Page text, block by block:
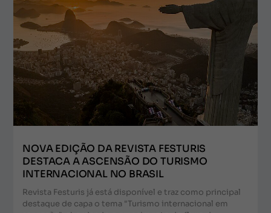
NOVA EDIÇÃO DA REVISTA FESTURIS
DESTACA A ASCENSÃO DO TURISMO
INTERNACIONAL NO BRASIL
Revista Festuris já está disponível e traz como principal
destaque de capa o tema "Turismo internacional em